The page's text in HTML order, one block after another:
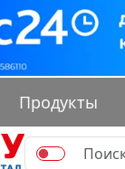
Продукты